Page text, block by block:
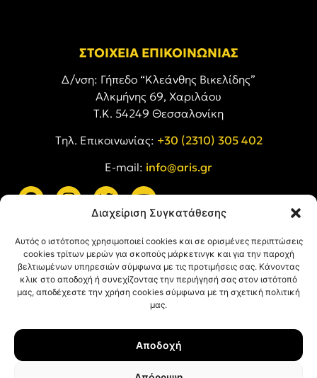
Διαχείριση Συγκατάθεσης
Αυτός ο ιστότοπος χρησιμοποιεί cookies και σε ορισμένες περιπτώσεις
cookies τρίτων μερών για σκοπούς μάρκετινγκ και για την παροχή
βελτιωμένων υπηρεσιών σύμφωνα με τις προτιμήσεις σας. Κάνοντας
κλικ στο αποδοχή ή συνεχίζοντας την περιήγησή σας στον ιστότοπό
μας, αποδέχεστε την χρήση cookies σύμφωνα με τη σχετική πολιτική
μας.
Αποδοχή
ΣΤΟΙΧΕΙΑ ΕΠΙΚΟΙΝΩΝΙΑΣ
Δ/νση: Γήπεδο “Κλεάνθης Βικελίδης”
Αλκμήνης 69, Χαριλάου
Τ.Κ. 54249 Θεσσαλονίκη
Tηλ. Επικοινωνίας: +30 (2310) 305 402
E-mail: info@aris.gr
Όροι Χρήσης